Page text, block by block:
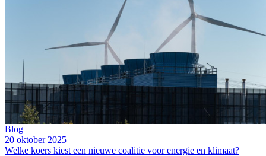
Blog
20 oktober 2025
Welke koers kiest een nieuwe coalitie voor energie en klimaat?